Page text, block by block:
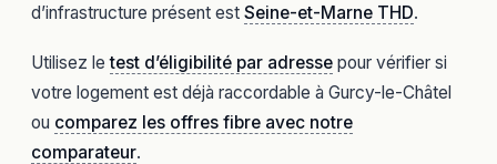
d’infrastructure présent est Seine-et-Marne THD.
Utilisez letest d’éligibilité par adresse pour vérifier si
votre logement est déjà raccordable à Gurcy-le-Châtel
ou comparez les offres fibre avec notre
comparateur.